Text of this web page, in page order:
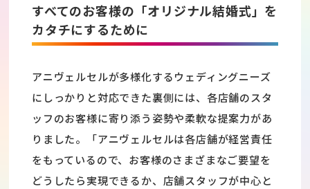
すべてのお客様の「オリジナル結婚式」を
カタチにするために
アニヴェルセルが多様化するウェディングニーズ
にしっかりと対応できた裏側には、各店舗のスタ
ッフのお客様に寄り添う姿勢や柔軟な提案力があ
りました。「アニヴェルセルは各店舗が経営責任
をもっているので、お客様のさまざまなご要望を
どうしたら実現できるか、店舗スタッフが中心と